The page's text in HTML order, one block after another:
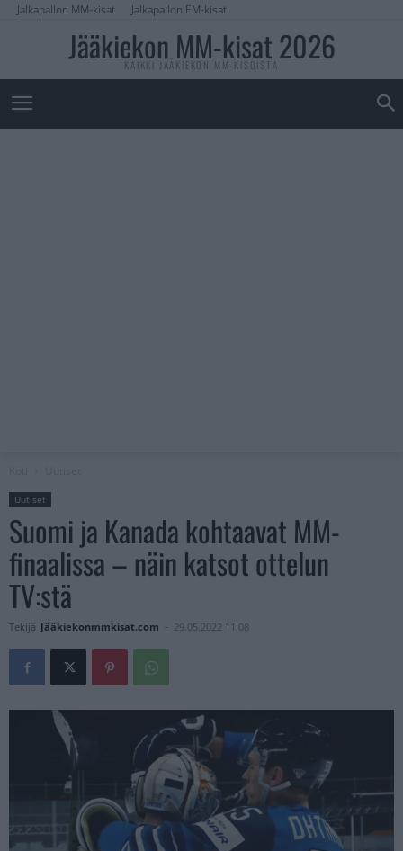
Jalkapallon MM-kisat Jalkapallon EM-kisat
Jääkiekon MM-kisat 2026
KAIKKI JÄÄKIEKON MM-KISOISTA
Uutiset
Suomi ja Kanada kohtaavat MM-
finaalissa – näin katsot ottelun
TV:stä
Tekijä Jääkiekonmmkisat.com - 29.05.2022 11:08